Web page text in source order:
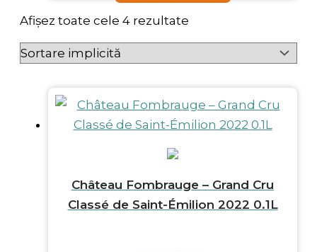
Afișez toate cele 4 rezultate
Château Fombrauge – Grand Cru
Classé de Saint-Émilion 2022 0.1L